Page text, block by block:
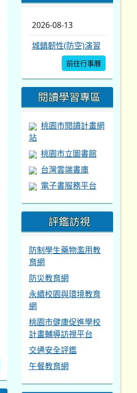
2026-08-13
城鎮韌性(防空)演習
前往行事曆
閱讀學習專區
桃園市閱讀計畫網
站
桃園市立圖書館
台灣雲端書庫
電子書服務平台
評鑑訪視
防制學生藥物濫用教
育網
防災教育網
永續校園與環境教育
網
桃園市健康促進學校
計畫輔導訪視平台
交通安全評鑑
午餐教育網